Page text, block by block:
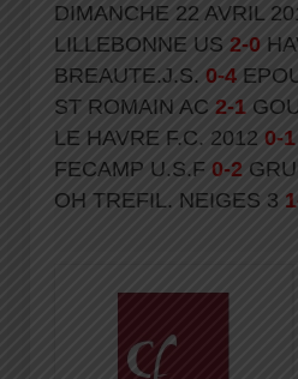
DIMANCHE 22 AVRIL
LILLEBONNE US 2-0
BREAUTE.J.S. 0-4
ST ROMAIN AC 2-1
LE HAVRE F.C. 2012 0-1
FECAMP U.S.F 0-2
OH TREFIL. NEIGES 3